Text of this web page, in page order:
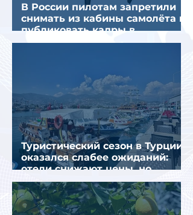
В России пилотам запретили
снимать из кабины самолёта и
публиковать кадры в
интернете
Туристический сезон в Турции
оказался слабее ожиданий:
отели снижают цены, но
загрузка остается низкой